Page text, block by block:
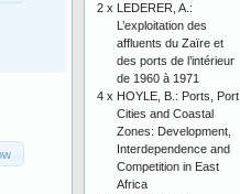
2 x LEDERER, A.:
L’exploitation des
affluents du Zaïre et
des ports de l’intérieur
de 1960 à 1971
4 x HOYLE, B.: Ports, Port
Cities and Coastal
Zones: Development,
Interdependence and
Competition in East
Africa